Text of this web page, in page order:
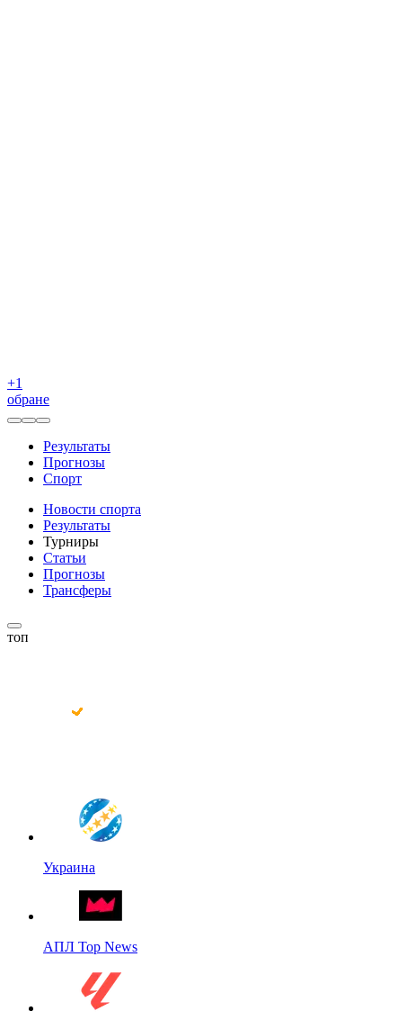
+1
обране
Результаты
Прогнозы
Спорт
Новости спорта
Результаты
Турниры
Статьи
Прогнозы
Трансферы
топ
Украина
АПЛ Top News